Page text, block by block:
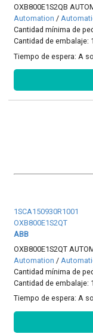
OXB800E1S2QB
Automation /
Cantidad mínima de
Cantidad de embalaje: 1
Tiempo de espera: A
1SCA150930R1001
OXB800E1S2QT
ABB
OXB800E1S2QT
Automation /
Cantidad mínima de
Cantidad de embalaje: 1
Tiempo de espera:A